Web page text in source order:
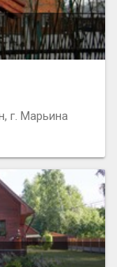
г. Марьина